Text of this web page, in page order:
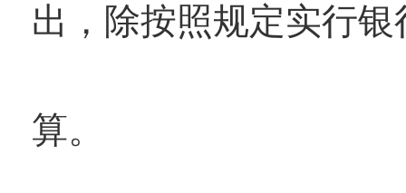
出，除按照规定实行
算。